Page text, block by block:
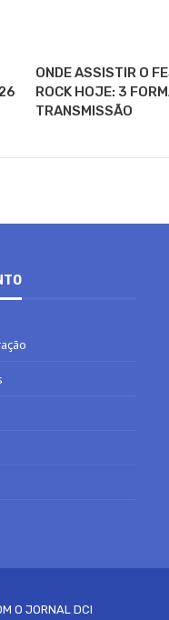
ONDE ASSISTIR O
ROCK HOJE: 3
TRANSMISSÃO
O JORNAL DCI